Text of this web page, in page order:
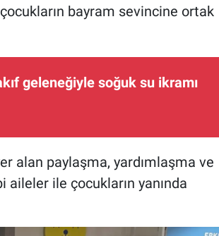
bayram sevincine ortak
geleneğiyle soğuk su ikramı
alan paylaşma, yardımlaşma ve
aileler ile çocukların yanında